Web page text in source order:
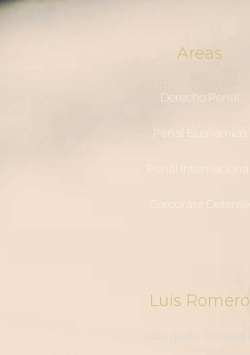
Areas
Derecho Penal
Penal Económico
Penal Internacional
Corporate Defense
Luis Romero
Abogado Penalista